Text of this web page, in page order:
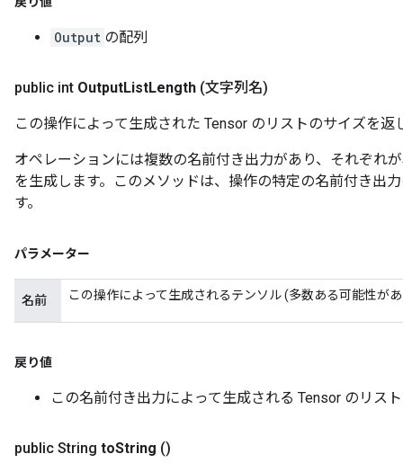
Output の配列
public int OutputListLength (文字列名)
この操作によって生成された Tensor のリストのサイズを返
オペレーションには複数の名前付き出力があり、それぞれ
を生成します。このメソッドは、操作の特定の名前付き出
す。
パラメーター
名前 この操作によって生成されるテンソル (多数ある可能性が
戻り値
この名前付き出力によって生成される Tensor のリス
public String toString ()